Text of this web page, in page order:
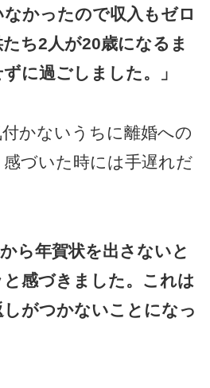
かったので収入もゼロ
ち2人が20歳になるま
に過ごしました。」
かないうちに離婚への
づいた時には手遅れだ
ら年賀状を出さないと
感づきました。これは
がつかないことになっ